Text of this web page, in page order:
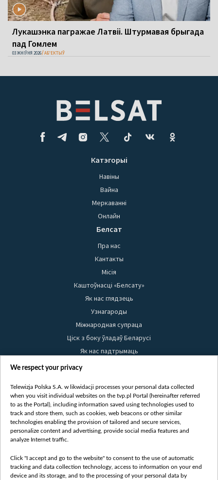
Лукашэнка пагражае Латвіі. Штурмавая брыгада
пад Гомлем
03 ЖНІЎНЯ 2026 АБ'ЕКТЫЎ
Катэгорыі
Навіны
Вайна
Меркаванні
Онлайн
Белсат
Пра нас
Кантакты
Місія
Каштоўнасці «Белсату»
Як нас глядзець
Узнагароды
Міжнародная супраца
Ціск з боку ўладаў Беларусі
Як нас падтрымаць
Правілы выкарыстання матэрыялаў
Бяспека
Youtube
Белсат news
Белсат Shorts
Жэстачайшы мульт
Belsat English
We respect your privacy
Telewizja Polska S.A. w likwidacji processes your personal data collected
when you visit individual websites on the tvp.pl Portal (hereinafter referred
to as the Portal), including information saved using technologies used to
track and store them, such as cookies, web beacons or other similar
technologies enabling the provision of tailored and secure services,
personalize content and advertising, provide social media features and
analyze Internet traffic.
Click "I accept and go to the website" to consent to the use of automatic
tracking and data collection technology, access to information on your end
device and its storage, and to the processing of your personal data by